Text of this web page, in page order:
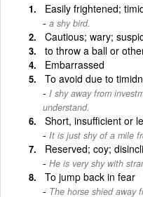
Easily frightened;
a shy bird.
Cautious; wary;
to throw a ball or
Embarrassed
To avoid due to
I shy away from
understand.
Short, insufficient or
It is just shy of a mile
Reserved; coy;
He is very shy with
To jump back in fear
The horse shied away